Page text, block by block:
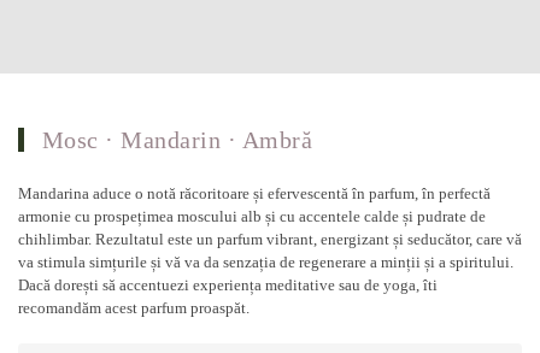
Mosc · Mandarin · Ambră
Mandarina aduce o notă răcoritoare și efervescentă în parfum, în perfectă
armonie cu prospețimea moscului alb și cu accentele calde și pudrate de
chihlimbar. Rezultatul este un parfum vibrant, energizant și seducător, care vă
va stimula simțurile și vă va da senzația de regenerare a minții și a spiritului.
Dacă dorești să accentuezi experiența meditative sau de yoga, îti
recomandăm acest parfum proaspăt.